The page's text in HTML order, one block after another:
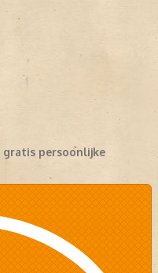
gratis persoonlijke